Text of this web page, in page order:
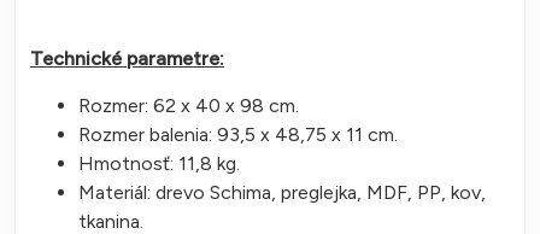
Technické parametre:
Rozmer: 62 x 40 x 98 cm.
Rozmer balenia: 93,5 x 48,75 x 11 cm.
Hmotnosť: 11,8 kg.
Materiál: drevo Schima, preglejka, MDF, PP, kov,
tkanina.